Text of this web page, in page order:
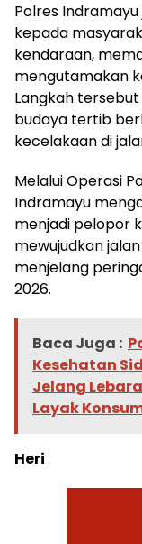
Polres
kepada
kendaraan,
mengutamakan
Langkah
budaya tertib
kecelakaan di
Melalui Operasi
Indramayu
menjadi pelopor
mewujudkan
menjelang
2026.
Baca Juga :
Kesehatan
Jelang
Layak
Heri